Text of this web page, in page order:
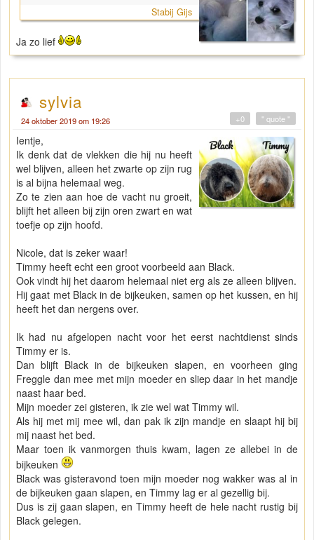
Stabij Gijs
Ja zo lief
sylvia
24 oktober 2019 om 19:26 " quote "
+0
Ientje,
Ik denk dat de vlekken die hij nu heeft
wel blijven, alleen het zwarte op zijn rug
is al bijna helemaal weg.
Zo te zien aan hoe de vacht nu groeit,
blijft het alleen bij zijn oren zwart en wat
toefje op zijn hoofd.
Nicole, dat is zeker waar!
Timmy heeft echt een groot voorbeeld aan Black.
Ook vindt hij het daarom helemaal niet erg als ze alleen blijven.
Hij gaat met Black in de bijkeuken, samen op het kussen, en hij
heeft het dan nergens over.
Ik had nu afgelopen nacht voor het eerst nachtdienst sinds
Timmy er is.
Dan blijft Black in de bijkeuken slapen, en voorheen ging
Freggle dan mee met mijn moeder en sliep daar in het mandje
naast haar bed.
Mijn moeder zei gisteren, ik zie wel wat Timmy wil.
Als hij met mij mee wil, dan pak ik zijn mandje en slaapt hij bij
mij naast het bed.
Maar toen ik vanmorgen thuis kwam, lagen ze allebei in de
bijkeuken
Black was gisteravond toen mijn moeder nog wakker was al in
de bijkeuken gaan slapen, en Timmy lag er al gezellig bij.
Dus is zij gaan slapen, en Timmy heeft de hele nacht rustig bij
Black gelegen.